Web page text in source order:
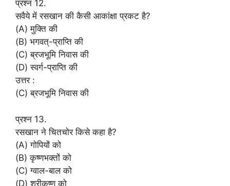
प्रश्न 12.
सवैये में रसखान की कैसी आकांक्षा प्रकट है?
(A) मुक्ति की
(B) भगवत्-प्राप्ति की
(C) ब्रजभूमि निवास की
(D) स्वर्ग-प्राप्ति की
उत्तर :
(C) ब्रजभूमि निवास की
प्रश्न 13.
रसखान ने चितचोर किसे कहा है?
(A) गोपियों को
(B) कृष्णभक्तों को
(C) ग्वाल-बाल को
(D) श्रीकृष्ण को